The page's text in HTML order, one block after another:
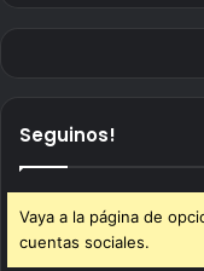
Seguinos!
Vaya a la página de
cuentas sociales.